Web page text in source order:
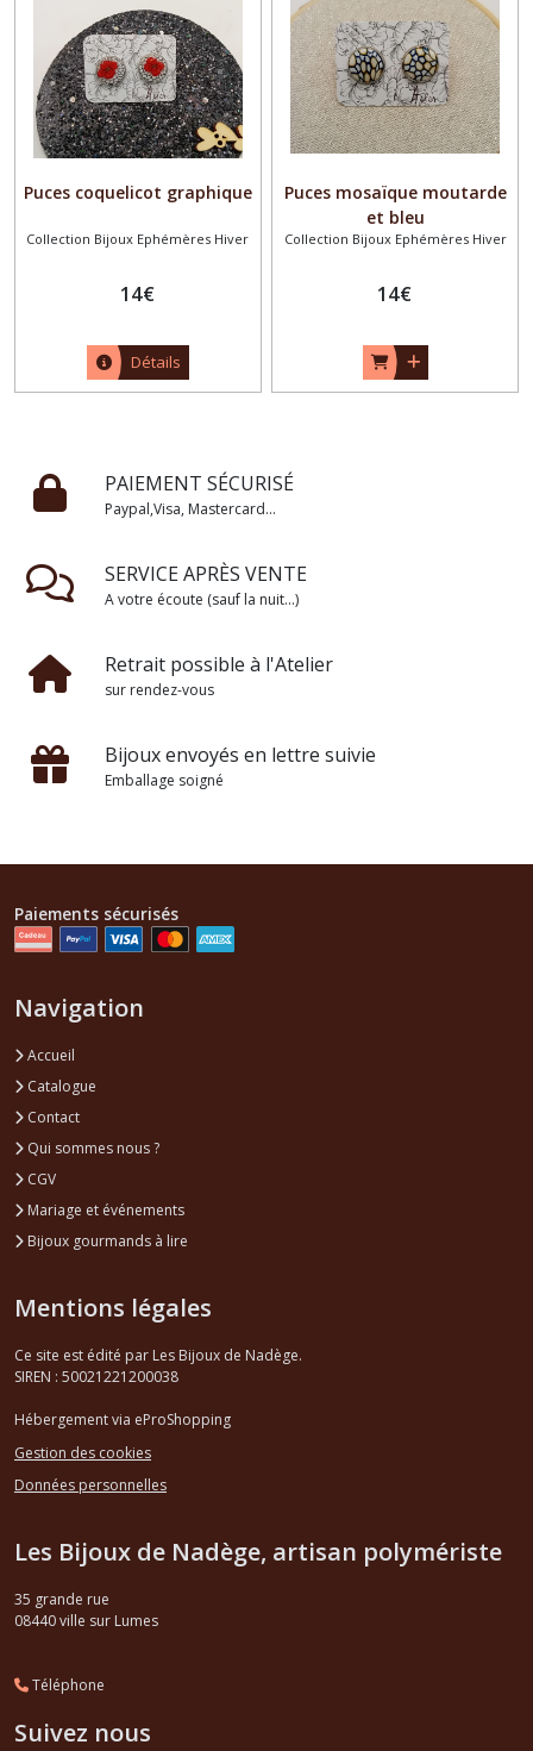
Puces coquelicot graphique
Collection Bijoux Ephémères Hiver
14€
Détails
Puces mosaïque moutarde
et bleu
Collection Bijoux Ephémères Hiver
14€
PAIEMENT SÉCURISÉ
Paypal,Visa, Mastercard...
SERVICE APRÈS VENTE
A votre écoute (sauf la nuit...)
Retrait possible à l'Atelier
sur rendez-vous
Bijoux envoyés en lettre suivie
Emballage soigné
Paiements sécurisés
Navigation
Accueil
Catalogue
Contact
Qui sommes nous ?
CGV
Mariage et événements
Bijoux gourmands à lire
Mentions légales
Ce site est édité par Les Bijoux de Nadège.
SIREN : 50021221200038
Hébergement via eProShopping
Gestion des cookies
Données personnelles
Les Bijoux de Nadège, artisan polymériste
35 grande rue
08440ville sur Lumes
Téléphone
Suivez nous